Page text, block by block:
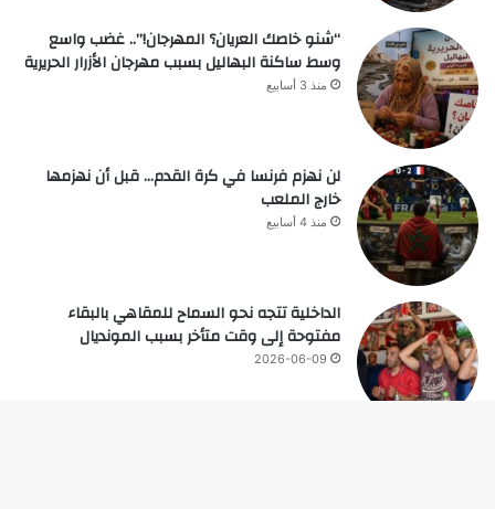
“شنو خاصك العريان؟ المهرجان!”.. غضب واسع
وسط ساكنة البهاليل بسبب مهرجان الأزرار الحريرية
منذ 3 أسابيع
لن نهزم فرنسا في كرة القدم… قبل أن نهزمها
خارج الملعب
منذ 4 أسابيع
الداخلية تتجه نحو السماح للمقاهي بالبقاء
مفتوحة إلى وقت متأخر بسبب المونديال
2026-06-09